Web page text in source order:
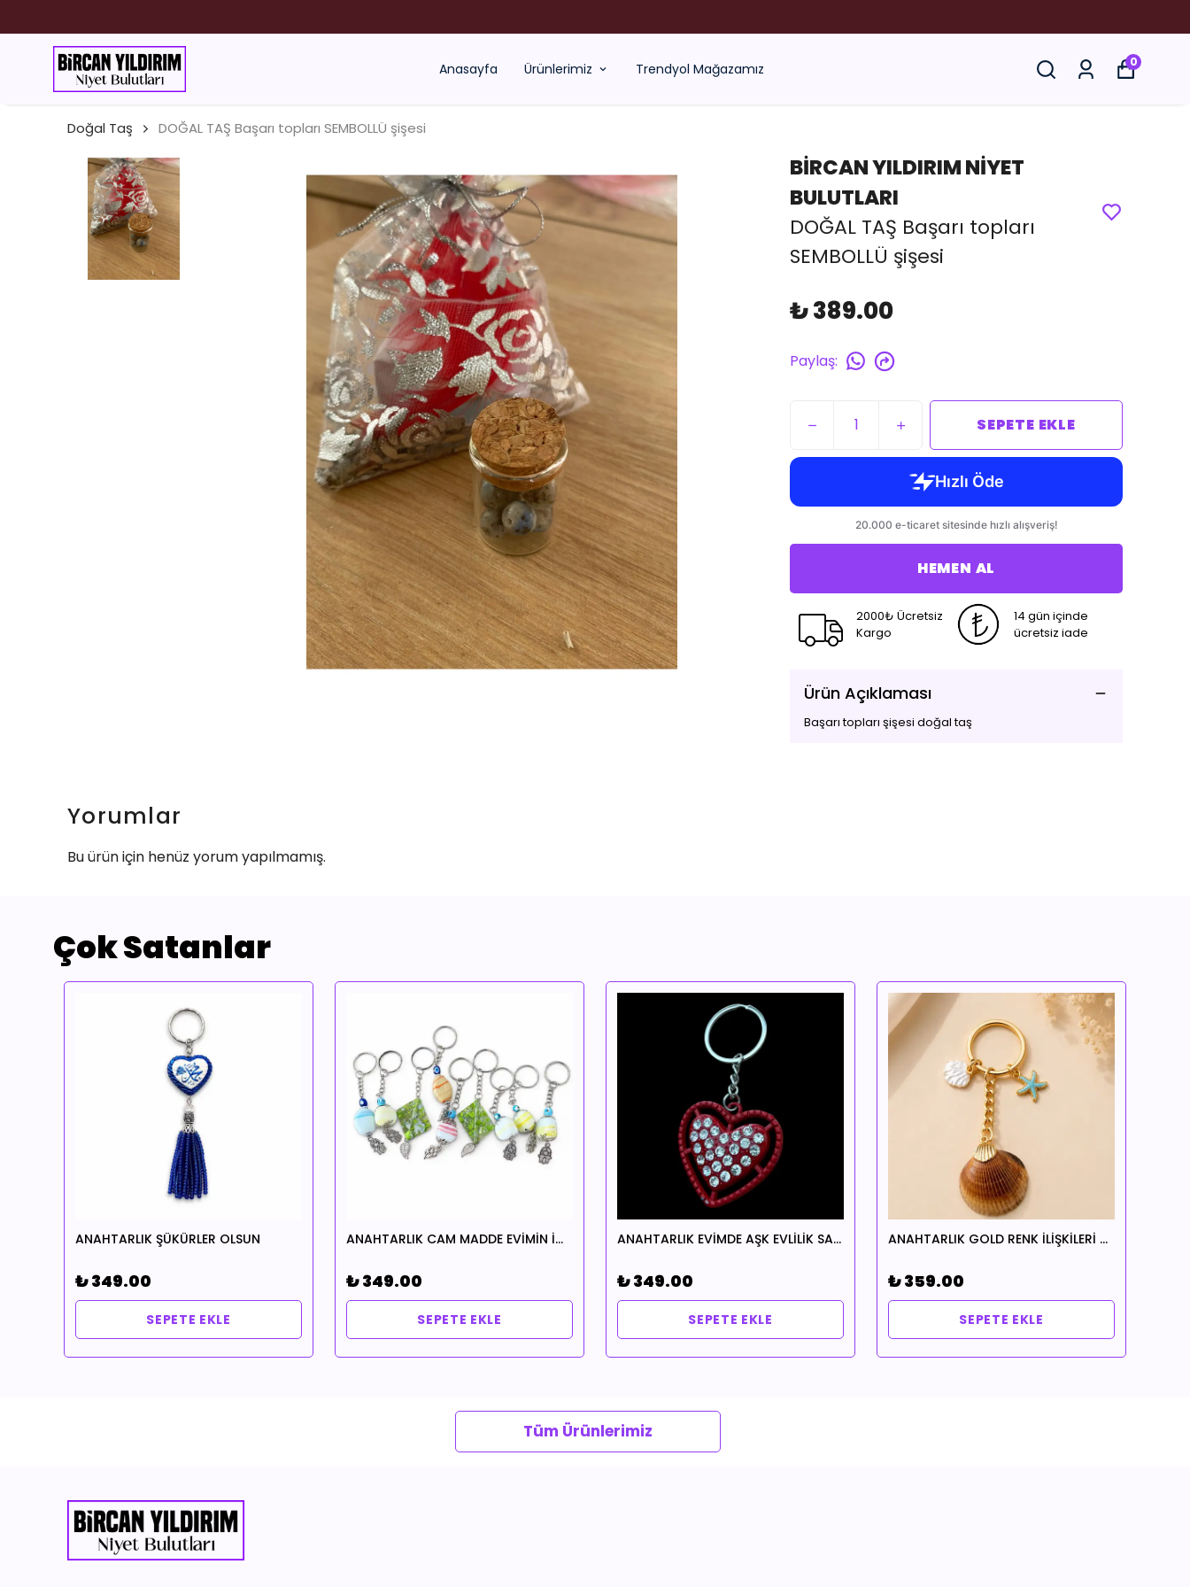
Anasayfa Ürünlerimiz Trendyol Mağazamız 0
Doğal Taş DOĞAL TAŞ Başarı topları SEMBOLLÜ şişesi
BİRCAN YILDIRIM NİYET
BULUTLARI
DOĞAL TAŞ Başarı topları
SEMBOLLÜ şişesi
₺ 389.00
Paylaş:
SEPETE EKLE
HEMEN AL
2000₺ Ücretsiz
Kargo
14 gün içinde
ücretsiz iade
Ürün Açıklaması
Başarı topları şişesi doğal taş
Yorumlar
Bu ürün için henüz yorum yapılmamış.
Çok Satanlar
ANAHTARLIK ŞÜKÜRLER OLSUN
₺ 349.00
SEPETE EKLE
ANAHTARLIK CAM MADDE EVİMİN İÇİNDE HUZUR EKSİK OLMASIN TEMALI ŞANSINA HANGİSİ GELİRSE
₺ 349.00
SEPETE EKLE
ANAHTARLIK EVİMDE AŞK EVLİLİK SADAKAT HUZUR TEMALI
₺ 349.00
SEPETE EKLE
ANAHTARLIK GOLD RENK İLİŞKİLERİ DÜZELTME TEMALI
₺ 359.00
SEPETE EKLE
Tüm Ürünlerimiz